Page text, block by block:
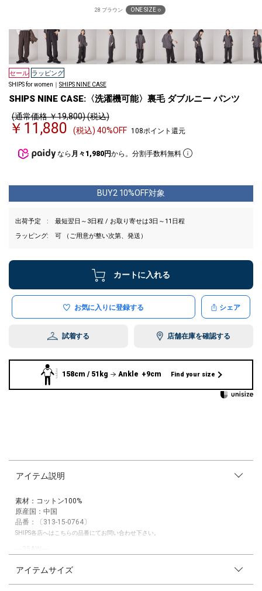
28 ブラウン ONE SIZE ○
セール ラッピング
SHIPS for women｜ SHIPS NINE CASE
SHIPS NINE CASE:〈洗濯機可能〉裏毛 ダブルニー パンツ
(通常価格 ￥19,800) (税込)
￥11,880 (税込) 40%OFF 108ポイント還元
なら 月々1,980円から。分割手数料無料
BUY2 10%OFF対象
出荷予定
最短翌日～3日程 / お取り寄せは3日～11日程
ラッピング
可 （ご用意が整い次第、発送）
カートに入れる
お気に入りに登録する シェア
試着する 店舗在庫を確認する
158cm / 51kg Ankle +9cm Find your size
アイテム説明
素材：コットン100%
原産国：中国
品番：〔313-15-0764〕
SHIPS各店へはこちらの品番にてお問い合わせ下さい。
■デザイン
アイテムサイズ